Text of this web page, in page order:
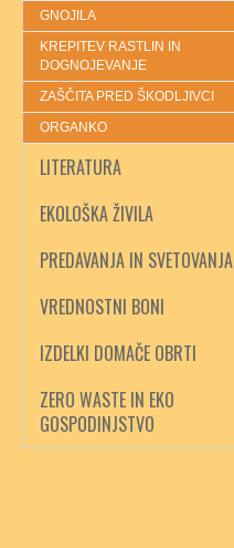
GNOJILA
KREPITEV RASTLIN IN
DOGNOJEVANJE
ZAŠČITA PRED ŠKODLJIVCI
ORGANKO
LITERATURA
EKOLOŠKA ŽIVILA
PREDAVANJA IN SVETOVANJA
VREDNOSTNI BONI
IZDELKI DOMAČE OBRTI
ZERO WASTE IN EKO
GOSPODINJSTVO